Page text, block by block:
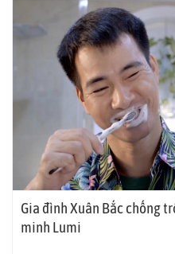
Gia đình Xuân Bắc chống
minh Lumi